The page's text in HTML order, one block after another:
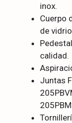
inox.
Cuerpo
de
calidad.
Juntas